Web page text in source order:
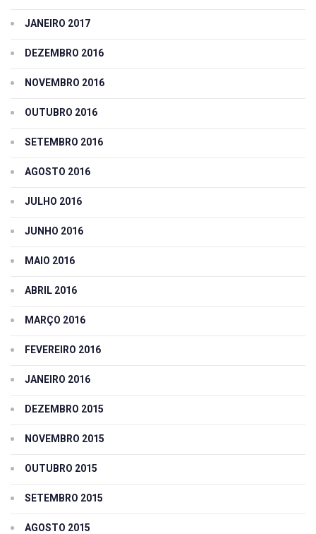
JANEIRO 2017
DEZEMBRO 2016
NOVEMBRO 2016
OUTUBRO 2016
SETEMBRO 2016
AGOSTO 2016
JULHO 2016
JUNHO 2016
MAIO 2016
ABRIL 2016
MARÇO 2016
FEVEREIRO 2016
JANEIRO 2016
DEZEMBRO 2015
NOVEMBRO 2015
OUTUBRO 2015
SETEMBRO 2015
AGOSTO 2015